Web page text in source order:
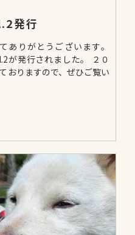
発行
ありがとうございます。
が発行されました。 ２０
おりますので、ぜひご覧い